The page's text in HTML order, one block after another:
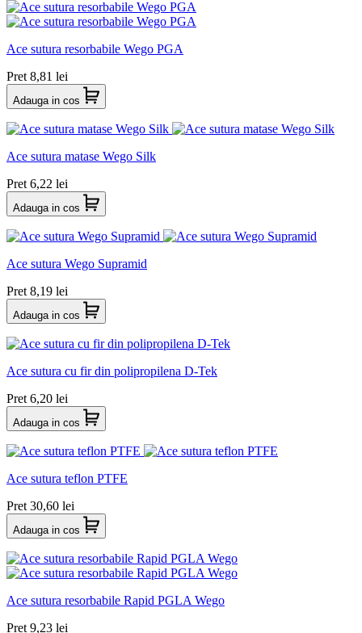
Ace sutura resorbabile Wego PGA
Pret 8,81 lei
Adauga in cos
Ace sutura matase Wego Silk
Pret 6,22 lei
Adauga in cos
Ace sutura Wego Supramid
Pret 8,19 lei
Adauga in cos
Ace sutura cu fir din polipropilena D-Tek
Pret 6,20 lei
Adauga in cos
Ace sutura teflon PTFE
Pret 30,60 lei
Adauga in cos
Ace sutura resorbabile Rapid PGLA Wego
Pret 9,23 lei